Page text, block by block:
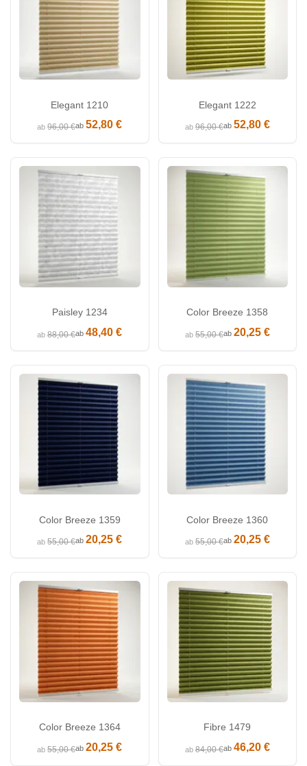
Elegant 1210
ab96,00 €ab52,80 €
Elegant 1222
ab96,00 €ab 52,80 €
Paisley 1234
ab88,00 €ab48,40 €
Color Breeze 1358
ab55,00 €ab 20,25 €
Color Breeze 1359
ab55,00 €ab20,25 €
Color Breeze 1360
ab55,00 €ab 20,25 €
Color Breeze 1364
ab55,00 €ab20,25 €
Fibre 1479
ab84,00 €ab 46,20 €